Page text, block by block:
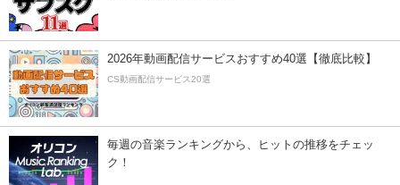
2026年動画配信サービスおすすめ40選【徹底比較】
CS動画配信サービス20選
毎週の音楽ランキングから、ヒットの推移をチェッ
ク！